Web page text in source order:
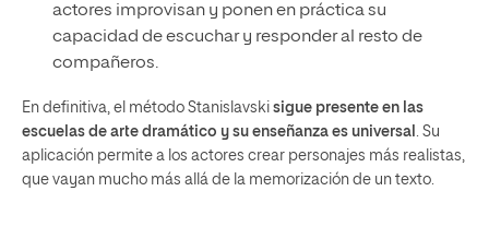
actores improvisan y ponen en práctica su
capacidad de escuchar y responder al resto de
compañeros.
En definitiva, el método Stanislavski sigue presente en las
escuelas de arte dramático y su enseñanza es universal
. Su
aplicación permite a los actores crear personajes más realistas,
que vayan mucho más allá de la memorización de un texto.